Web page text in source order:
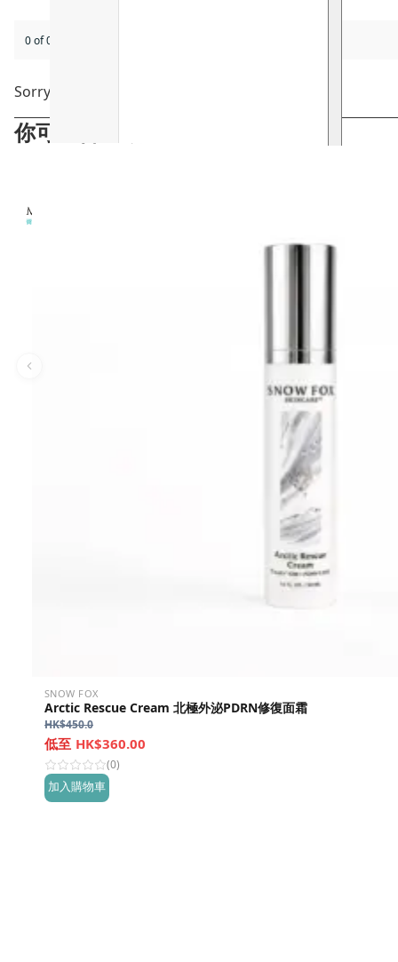
0 of 0 reviews
Sorry, no reviews match your current selections
你可能會喜歡
SNOW FOX
Arctic Rescue Cream 北極外泌PDRN修復面霜
HK$450.0
HK$360.00
(0)
加入購物車